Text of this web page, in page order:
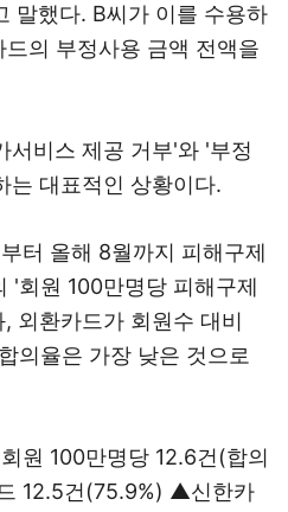
말했다. B씨가 이를 수용하
의 부정사용 금액 전액을
서비스 제공 거부'와 '부정
는 대표적인 상황이다.
터 올해 8월까지 피해구제
'회원 100만명당 피해구제
외환카드가 회원수 대비
의율은 가장 낮은 것으로
원 100만명당 12.6건(합의
12.5건(75.9%) ▲신한카